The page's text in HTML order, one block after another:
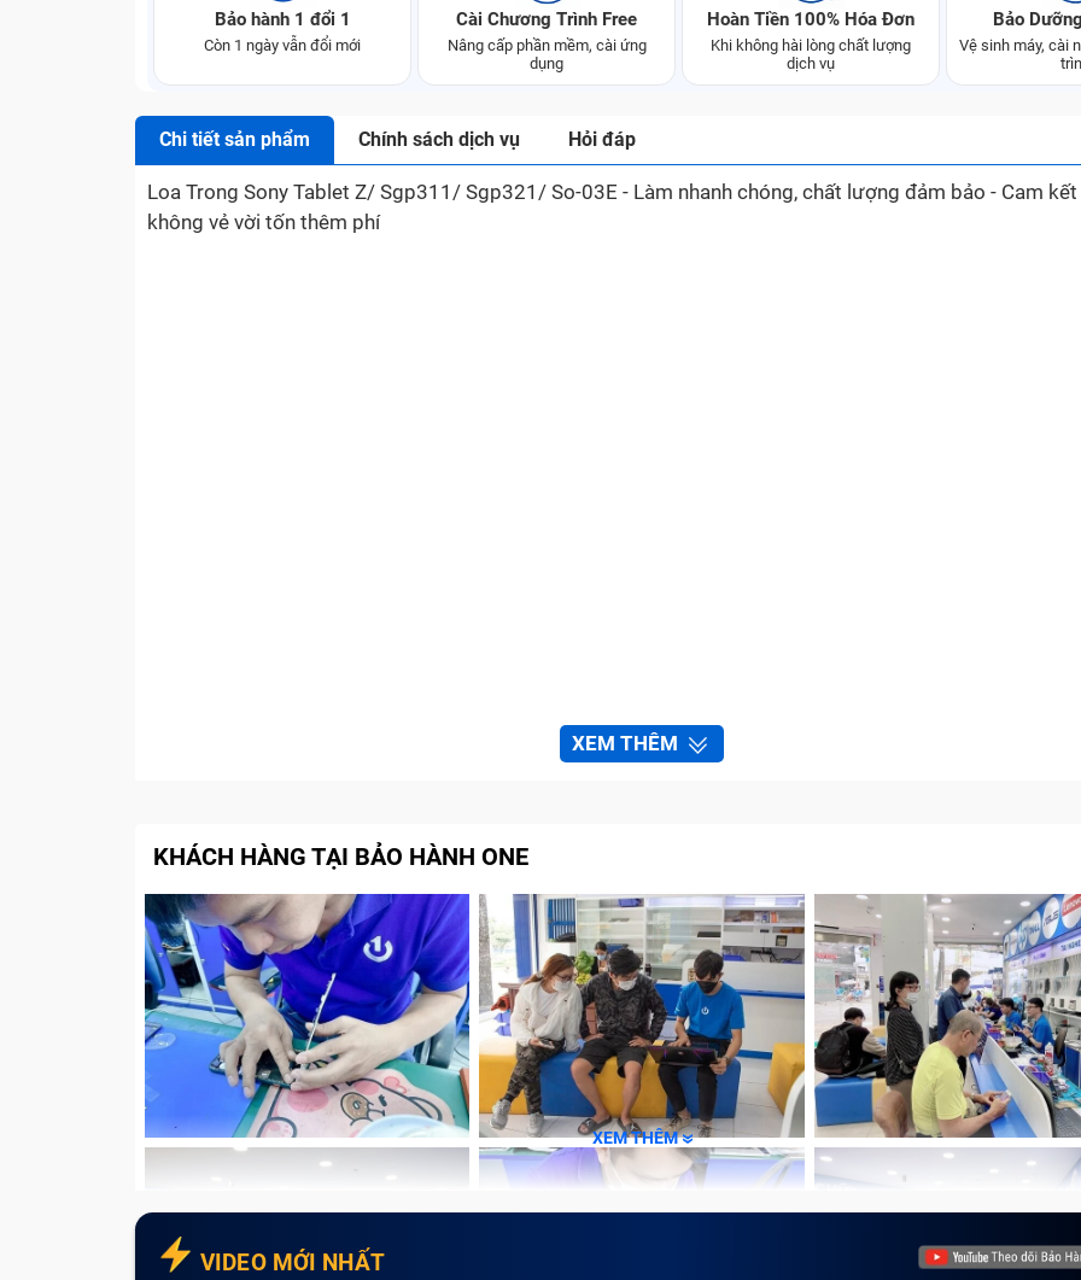
Bảo hành 1 đổi 1
Còn 1 ngày vẫn đổi mới
Cài Chương Trình Free
Nâng cấp phần mềm, cài ứng
dụng
Hoàn Tiền 100% Hóa Đơn
Khi không hài lòng chất lượng
dịch vụ
Bảo
Vệ sinh máy, cài
Chi tiết sản phẩm Chính sách dịch vụ Hỏi đáp
Loa Trong Sony Tablet Z/ Sgp311/ Sgp321/ So-03E - Làm nhanh chóng, chất lượng đảm bảo - Cam kết
không vẻ vời tốn thêm phí
XEM THÊM
KHÁCH HÀNG TẠI BẢO HÀNH ONE
XEM THÊM
VIDEO MỚI NHẤT